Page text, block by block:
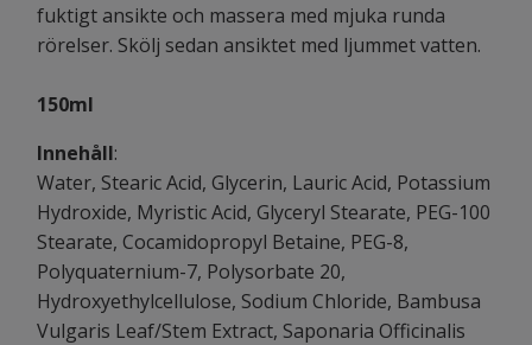
fuktigt ansikte och massera med mjuka runda
rörelser. Skölj sedan ansiktet med ljummet vatten.
150ml
Innehåll:
Water, Stearic Acid, Glycerin, Lauric Acid, Potassium
Hydroxide, Myristic Acid, Glyceryl Stearate, PEG-100
Stearate, Cocamidopropyl Betaine, PEG-8,
Polyquaternium-7, Polysorbate 20,
Hydroxyethylcellulose, Sodium Chloride, Bambusa
Vulgaris Leaf/Stem Extract, Saponaria Officinalis